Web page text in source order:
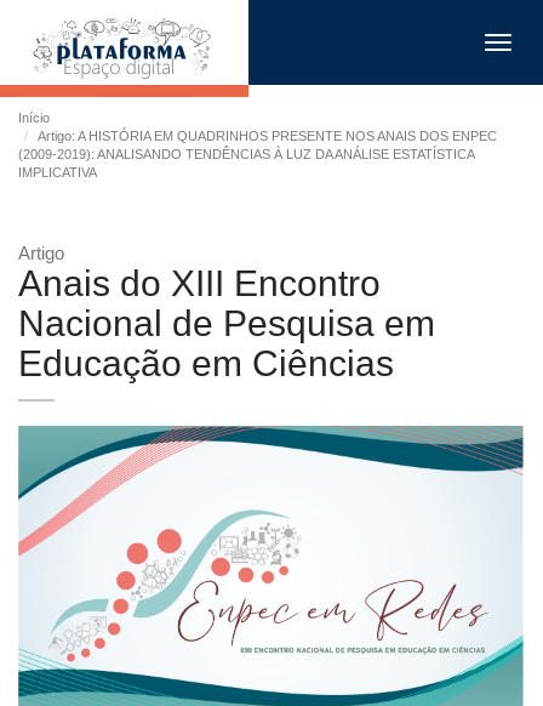
Início
Artigo: A HISTÓRIA EM QUADRINHOS PRESENTE NOS ANAIS DOS ENPEC
(2009-2019): ANALISANDO TENDÊNCIAS À LUZ DA ANÁLISE ESTATÍSTICA
IMPLICATIVA
Artigo
Anais do XIII Encontro
Nacional de Pesquisa em
Educação em Ciências